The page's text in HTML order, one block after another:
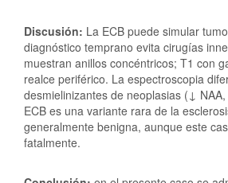
Discusión: La ECB puede simular
diagnóstico temprano evita cirugías
muestran anillos concéntricos; T1 con
realce periférico. La espectroscopia
desmielinizantes de neoplasias (↓
ECB es una variante rara de la
generalmente benigna, aunque este
fatalmente.